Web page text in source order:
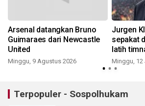
Arsenal datangkan Bruno
Guimaraes dari Newcastle
United
Minggu, 9 Agustus 2026
Jurgen
sepakat
latih
Minggu, 12
Terpopuler - Sospolhukam